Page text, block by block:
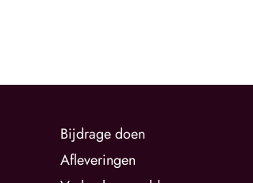
Bijdrage doen
Afleveringen